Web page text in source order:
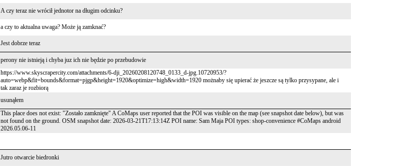
A czy teraz nie wrócił jednotor na długim odcinku?
a czy to aktualna uwaga? Może ją zamknać?
Jest dobrze teraz
perony nie istnieją i chyba juz ich nie będzie po przebudowie
https://www.skyscrapercity.com/attachments/6-dji_20260208120748_0133_d-jpg.10720953/?
auto=webp&fit=bounds&format=pjgp&height=1920&optimize=high&width=1920 możnaby się upierać że jeszcze są tylko przysypane, ale i
tak zaraz je rozbiorą
usunąłem
This place does not exist: "Zostało zamknięte" A CoMaps user reported that the POI was visible on the map (see snapshot date below), but was
not found on the ground. OSM snapshot date: 2026-03-21T17:13:14Z POI name: Sam Maja POI types: shop-convenience #CoMaps android
2026.05.06-11
Jutro otwarcie biedronki